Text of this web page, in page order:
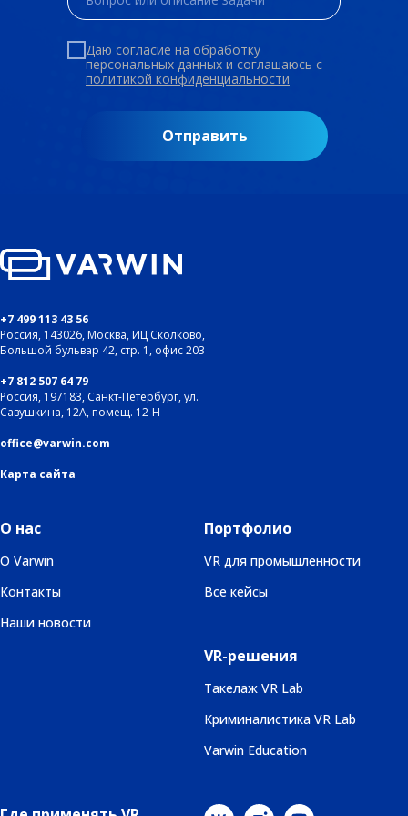
Даю согласие на обработку
персональных данных и соглашаюсь c
политикой конфиденциальности
Отправить
+7 499 113 43 56
Россия, 143026, Москва, ИЦ Сколково,
Большой бульвар 42, стр. 1, офис 203
+7 812 507 64 79
Россия, 197183, Санкт-Петербург, ул.
Савушкина, 12А, помещ. 12-Н
office@varwin.com
Карта сайта
О нас
О Varwin
Контакты
Наши новости
Портфолио
VR для промышленности
Все кейсы
VR-решения
Такелаж VR Lab
Криминалистика VR Lab
Varwin Education